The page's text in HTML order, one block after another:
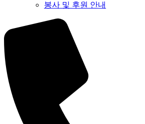
봉사 및 후원 안내